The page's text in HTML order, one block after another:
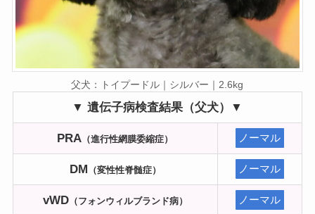
父犬：トイプードル｜シルバー｜2.6kg
▼ 遺伝子病検査結果（父犬）▼
PRA （進行性網膜委縮症） ノーマル
DM （変性性脊髄症） ノーマル
vWD（フォンウィルブランド病） ノーマル